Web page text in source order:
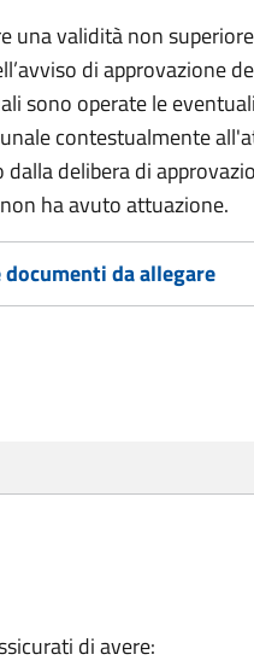
una validità non
di approvazione
sono operate le
contestualmente
delibera di
ha avuto attuazione.
da allegare
di avere: